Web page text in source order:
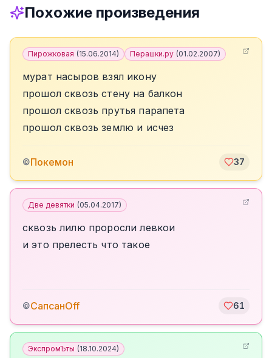
Похожие произведения
Пирожковая (15.06.2014) Перашки.ру (01.02.2007)
мурат насыров взял икону
прошол сквозь стену на балкон
прошол сквозь прутья парапета
прошол сквозь землю и исчез
©Покемон 37
Две девятки (05.04.2017)
сквозь лилю проросли левкои
и это прелесть что такое
©СапсанOff 61
ЭкспромЪты (18.10.2024)